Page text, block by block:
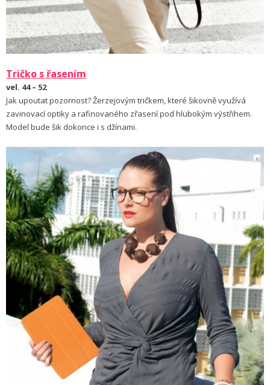
Tričko s řasením
vel. 44 – 52
Jak upoutat pozornost? Žerzejovým tričkem, které šikovně využívá
zavinovací optiky a rafinovaného zřasení pod hlubokým výstřihem.
Model bude šik dokonce i s džínami.